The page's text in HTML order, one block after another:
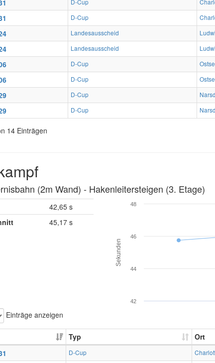
D-Cup
D-Cup
Landesausscheid
Landesausscheid
D-Cup
D-Cup
D-Cup
D-Cup
14 Einträgen
(2m Wand) ‐ Hakenleitersteigen (3. Etage)
42,65 s
45,17 s
Sekunden
42
44
46
48
Einträge anzeigen
Typ Ort
D-Cup